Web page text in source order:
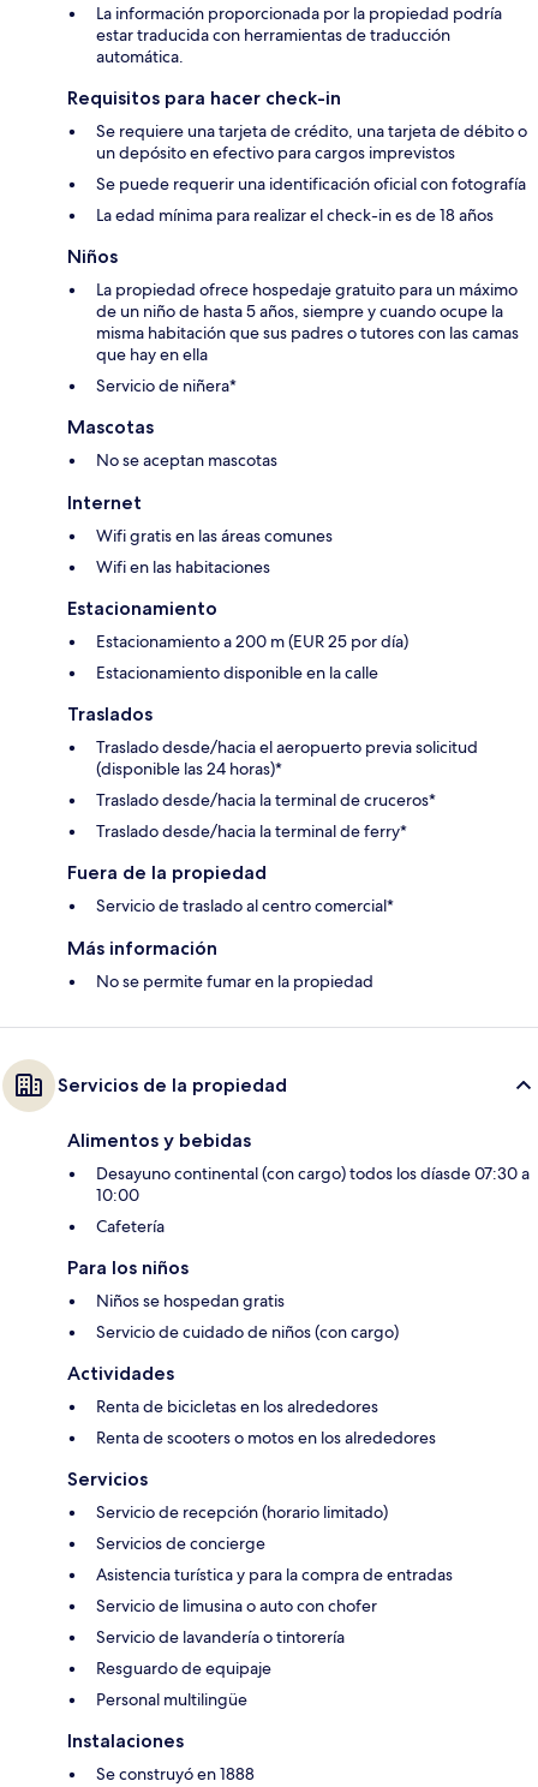
La información proporcionada por la propiedad podría
estar traducida con herramientas de traducción
automática.
Requisitos para hacer check-in
Se requiere una tarjeta de crédito, una tarjeta de débito o
un depósito en efectivo para cargos imprevistos
Se puede requerir una identificación oficial con fotografía
La edad mínima para realizar el check-in es de 18 años
Niños
La propiedad ofrece hospedaje gratuito para un máximo
de un niño de hasta 5 años, siempre y cuando ocupe la
misma habitación que sus padres o tutores con las camas
que hay en ella
Servicio de niñera*
Mascotas
No se aceptan mascotas
Internet
Wifi gratis en las áreas comunes
Wifi en las habitaciones
Estacionamiento
Estacionamiento a 200 m (EUR 25 por día)
Estacionamiento disponible en la calle
Traslados
Traslado desde/hacia el aeropuerto previa solicitud
(disponible las 24 horas)*
Traslado desde/hacia la terminal de cruceros*
Traslado desde/hacia la terminal de ferry*
Fuera de la propiedad
Servicio de traslado al centro comercial*
Más información
No se permite fumar en la propiedad
Servicios de la propiedad
Alimentos y bebidas
Desayuno continental (con cargo) todos los díasde 07:30 a
10:00
Cafetería
Para los niños
Niños se hospedan gratis
Servicio de cuidado de niños (con cargo)
Actividades
Renta de bicicletas en los alrededores
Renta de scooters o motos en los alrededores
Servicios
Servicio de recepción (horario limitado)
Servicios de concierge
Asistencia turística y para la compra de entradas
Servicio de limusina o auto con chofer
Servicio de lavandería o tintorería
Resguardo de equipaje
Personal multilingüe
Instalaciones
Se construyó en 1888